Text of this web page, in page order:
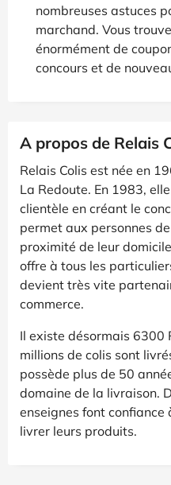
nombreuses astuces
marchand. Vous
énormément de
concours et de
A propos de Relais
Relais Colis est née en
La Redoute. En 1983,
clientèle en créant le
permet aux personnes
proximité de leur
offre à tous les
devient très vite
commerce.
Il existe désormais 6300
millions de colis sont
possède plus de 50
domaine de la livraison.
enseignes font
livrer leurs produits.